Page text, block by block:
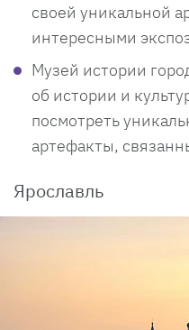
своей уникальной
интересными
Музей истории
об истории и
посмотреть
артефакты,
Ярославль